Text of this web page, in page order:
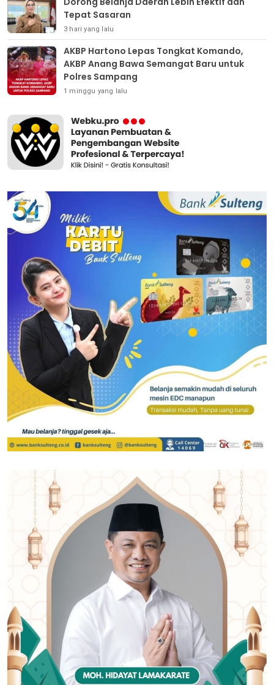
Tepat Sasaran
3 hari yang lalu
AKBP Hartono Lepas Tongkat Komando,
AKBP Anang Bawa Semangat Baru untuk
Polres Sampang
1 minggu yang lalu